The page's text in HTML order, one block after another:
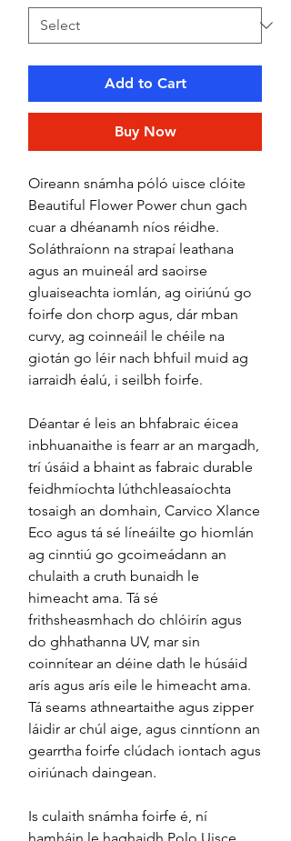
Add to Cart
Buy Now
Oireann snámha póló uisce clóite
Beautiful Flower Power chun gach
cuar a dhéanamh níos réidhe.
Soláthraíonn na strapaí leathana
agus an muineál ard saoirse
gluaiseachta iomlán, ag oiriúnú go
foirfe don chorp agus, dár mban
curvy, ag coinneáil le chéile na
giotán go léir nach bhfuil muid ag
iarraidh éalú, i seilbh foirfe.
Déantar é leis an bhfabraic éicea
inbhuanaithe is fearr ar an margadh,
trí úsáid a bhaint as fabraic durable
feidhmíochta lúthchleasaíochta
tosaigh an domhain, Carvico Xlance
Eco agus tá sé líneáilte go hiomlán
ag cinntiú go gcoimeádann an
chulaith a cruth bunaidh le
himeacht ama. Tá sé
frithsheasmhach do chlóirín agus
do ghhathanna UV, mar sin
coinnítear an déine dath le húsáid
arís agus arís eile le himeacht ama.
Tá seams athneartaithe agus zipper
láidir ar chúl aige, agus cinntíonn an
gearrtha foirfe clúdach iontach agus
oiriúnach daingean.
Is culaith snámha foirfe é, ní